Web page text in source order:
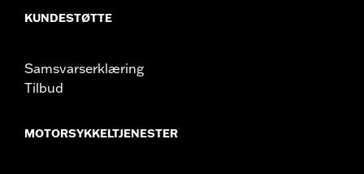
KUNDESTØTTE
Samsvarserklæring
Tilbud
MOTORSYKKELTJENESTER